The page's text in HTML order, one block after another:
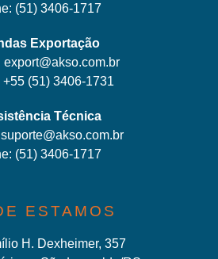
(51) 3406-1717
Exportação
export@akso.com.br
+55 (51) 3406-1731
Técnica
suporte@akso.com.br
(51) 3406-1717
ESTAMOS
H. Dexheimer, 357